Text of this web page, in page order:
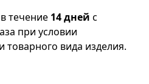
течение 14 дней с
при условии
товарного вида изделия.